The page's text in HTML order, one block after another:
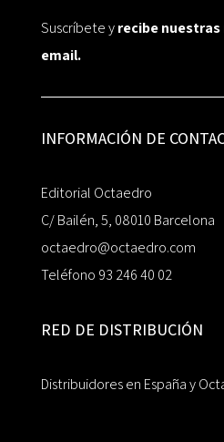
Suscríbete yrecibe
email.
INFORMACIÓN DE
Editorial Octaedro
C/ Bailén, 5, 08010 Barcelona
octaedro@octaedro.com
Teléfono 93 246 40 02
RED DE DISTRIBUCIÓN
Distribuidores en España y